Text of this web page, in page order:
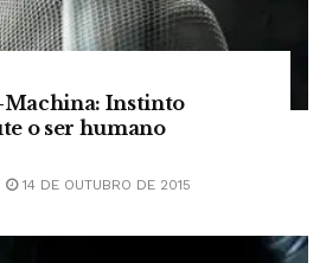
Machina: Instinto
o ser humano
14 DE OUTUBRO DE 2015